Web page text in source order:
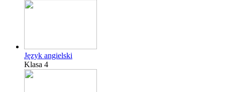
Język angielski
Klasa 4